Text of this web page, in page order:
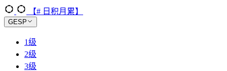
【# 日积月累】
GESP
1级
2级
3级